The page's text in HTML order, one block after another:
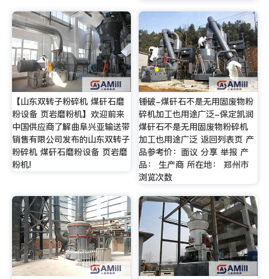
【山东双转子粉碎机 煤矸石磨
粉设备 页岩磨粉机】欢迎前来
中国供应商了解曲阜兴亚输送带
销售有限公司发布的山东双转子
粉碎机 煤矸石磨粉设备 页岩磨
粉机!
锤破-煤矸石不是无用固废物粉
碎机加工也用途广泛-保定凯润
煤矸石不是无用固废物粉碎机
加工也用途广泛 返回列表页 产
品参考价：面议 分享 举报 产
品： 生产商 所在地： 郑州市
浏览次数